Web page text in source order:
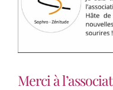
Merci à